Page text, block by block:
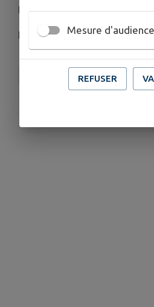
Nombre de places limitées
Le président Dominique
Association de Pêche de
Mesure
REFUSER